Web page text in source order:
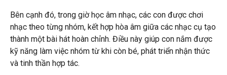
Bên cạnh đó, trong giờ học âm nhạc, các con được chơi
nhạc theo từng nhóm, kết hợp hòa âm giữa các nhạc cụ tạo
thành một bài hát hoàn chỉnh. Điều này giúp con nắm được
kỹ năng làm việc nhóm từ khi còn bé, phát triển nhận thức
và tinh thần hợp tác.